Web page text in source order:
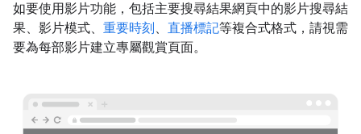
如要使用影片功能，包括主要搜尋結果網頁中的影片搜尋結
果、影片模式、 重要時刻、 直播標記等複合式格式，請視需
要為每部影片建立專屬觀賞頁面。